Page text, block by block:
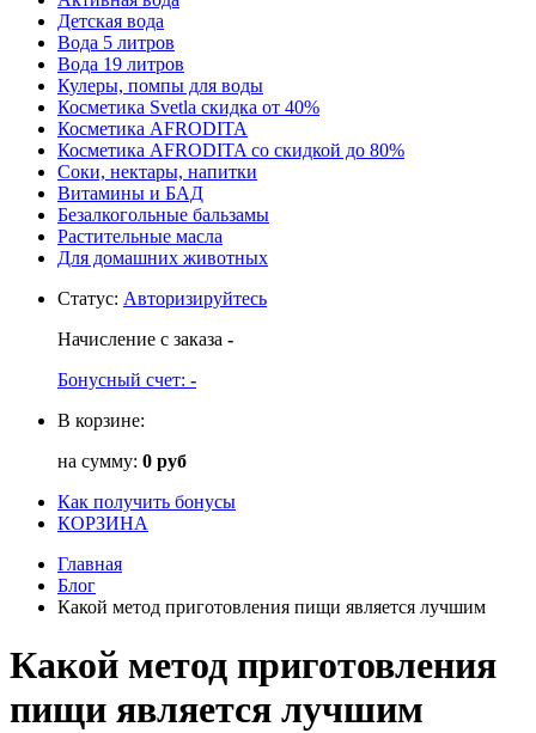
Детская вода
Вода 5 литров
Вода 19 литров
Кулеры, помпы для воды
Косметика Svetla скидка от 40%
Косметика AFRODITA
Косметика AFRODITA со скидкой до 80%
Соки, нектары, напитки
Витамины и БАД
Безалкогольные бальзамы
Растительные масла
Для домашних животных
Статус: Авторизируйтесь
Начисление с заказа -
Бонусный счет: -
В корзине:
на сумму: 0 руб
Как получить бонусы
КОРЗИНА
Главная
Блог
Какой метод приготовления пищи является лучшим
Какой метод приготовления
пищи является лучшим